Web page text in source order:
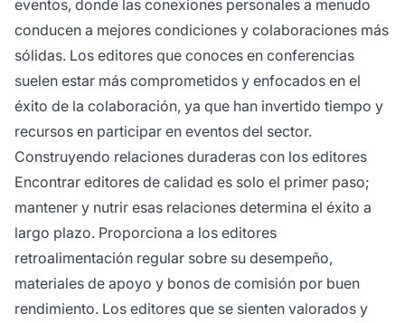
eventos, donde las conexiones personales a menudo
conducen a mejores condiciones y colaboraciones más
sólidas. Los editores que conoces en conferencias
suelen estar más comprometidos y enfocados en el
éxito de la colaboración, ya que han invertido tiempo y
recursos en participar en eventos del sector.
Construyendo relaciones duraderas con los editores
Encontrar editores de calidad es solo el primer paso;
mantener y nutrir esas relaciones determina el éxito a
largo plazo. Proporciona a los editores
retroalimentación regular sobre su desempeño,
materiales de apoyo y bonos de comisión por buen
rendimiento. Los editores que se sienten valorados y